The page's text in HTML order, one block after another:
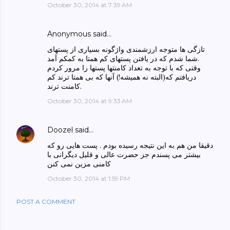
October 30, 2014 at 7:39 AM
Anonymous said…
تازگی ها متوجه ارزشمندی واژگونه بسیاری از پستهای
شما شدم که در یافتن پستهای کم همتا به کمکم آمد.
وقتی که با توجه به تعداد کامنتها پستها را مرور کردم
دریافتم که(البته نه همیشه!) آنها که بی همتا ترند کم
کامنت ترند.
October 30, 2014 at 9:33 AM
Doozel said…
دقیقا من هم به این نتیجه رسیده بودم . پست هایی رو که
بیشتر می پسندم جز حضرت عالی و قلیل دیگرانی با
کامنی مزین نمی کنن
October 30, 2014 at 1:59 PM
POST A COMMENT